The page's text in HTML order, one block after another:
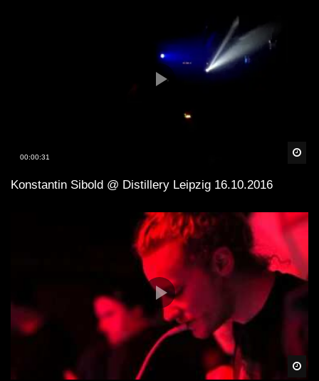
00:00:31
Konstantin Sibold @ Distillery Leipzig 16.10.2016